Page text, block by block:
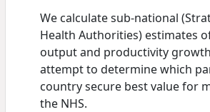
We calculate sub-national
Health Authorities) estimates
output and productivity
attempt to determine which
country secure best value for
the NHS.